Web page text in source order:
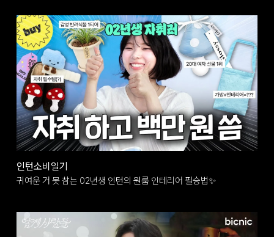
인턴소비일기
귀여운 거 못 참는 02년생 인턴의 원룸 인테리어 필승법✨